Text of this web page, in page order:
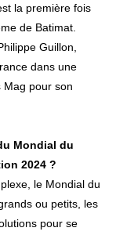
la première fois
de Batimat.
Guillon,
dans une
Mag pour son
Mondial du
2024 ?
le Mondial du
ou petits, les
pour se